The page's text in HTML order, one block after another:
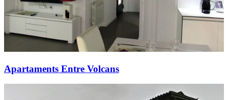
Apartaments Entre Volcans